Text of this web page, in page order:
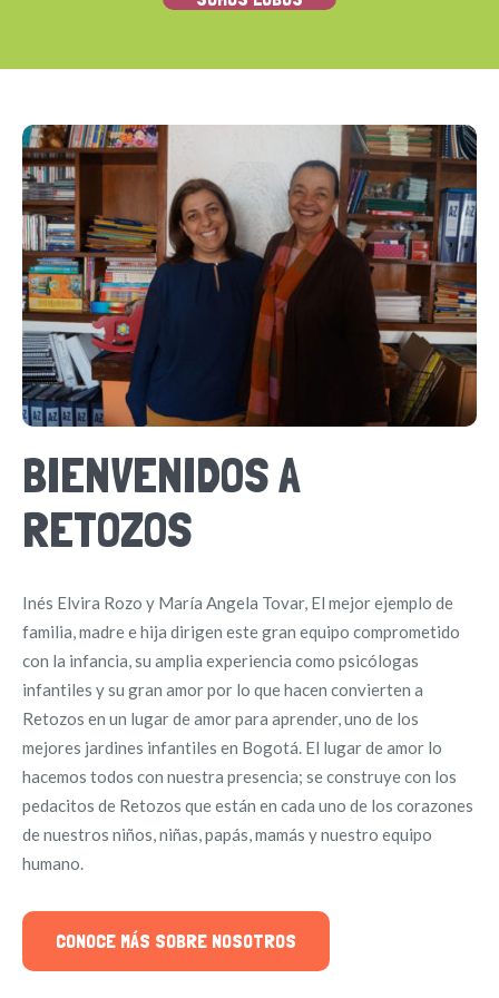
BIENVENIDOS A
RETOZOS
Inés Elvira Rozo y María Angela Tovar, El mejor ejemplo de
familia, madre e hija dirigen este gran equipo comprometido
con la infancia, su amplia experiencia como psicólogas
infantiles y su gran amor por lo que hacen convierten a
Retozos en un lugar de amor para aprender, uno de los
mejores jardines infantiles en Bogotá. El lugar de amor lo
hacemos todos con nuestra presencia; se construye con los
pedacitos de Retozos que están en cada uno de los corazones
de nuestros niños, niñas, papás, mamás y nuestro equipo
humano.
CONOCE MÁS SOBRE NOSOTROS